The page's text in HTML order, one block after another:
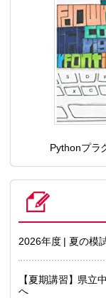
Pythonプラ
2026年度 | 夏の模
【夏期講習】県立
へ